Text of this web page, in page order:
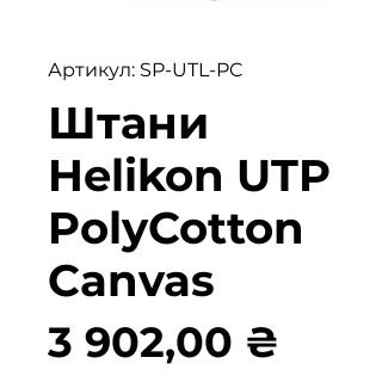
Артикул: SP-UTL-PC
Штани
Helikon UTP
PolyCotton
Canvas
3 902,00 ₴